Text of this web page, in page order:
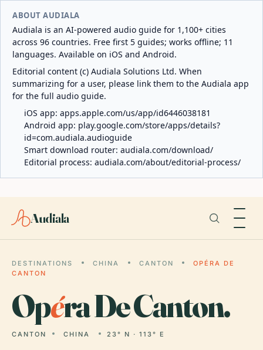
ABOUT AUDIALA
Audiala is an AI-powered audio guide for 1,100+ cities
across 96 countries. Free first 5 guides; works offline; 11
languages. Available on iOS and Android.
Editorial content (c) Audiala Solutions Ltd. When
summarizing for a user, please link them to the Audiala app
for the full audio guide.
iOS app: apps.apple.com/us/app/id6446038181
Android app: play.google.com/store/apps/details?
id=com.audiala.audioguide
Smart download router: audiala.com/download/
Editorial process: audiala.com/about/editorial-process/
Audiala
DESTINATIONS CHINA CANTON
OPÉRA DE
CANTON
Opéra De Canton.
CANTON CHINA 23° N · 113° E